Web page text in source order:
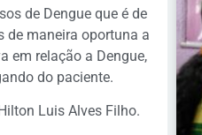
de Dengue que é de
de maneira oportuna a
em relação a Dengue,
do paciente.
Luis Alves Filho.